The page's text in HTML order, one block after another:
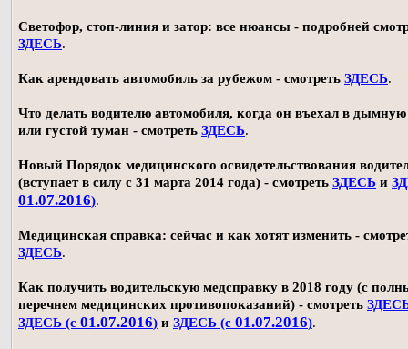
Светофор, стоп-линия и затор: все нюансы - подробней
ЗДЕСЬ.
Как арендовать автомобиль за рубежом - смотреть ЗДЕСЬ.
Что делать водителю автомобиля, когда он въехал в дымную
или густой туман - смотреть ЗДЕСЬ.
Новый Порядок медицинского освидетельствования
(вступает в силу с 31 марта 2014 года) - смотреть ЗДЕСЬ и
01.07.2016).
Медицинская справка: сейчас и как хотят изменить -
ЗДЕСЬ.
Как получить водительскую медсправку в 2018 году (с
перечнем медицинских противопоказаний) - смотреть
ЗДЕСЬ (с 01.07.2016) и ЗДЕСЬ (с 01.07.2016).